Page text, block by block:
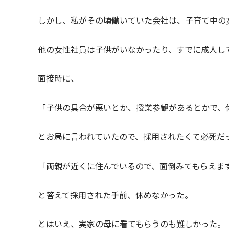
しかし、私がその頃働いていた会社は、子育て中
他の女性社員は子供がいなかったり、すでに成人し
面接時に、
「子供の具合が悪いとか、授業参観があるとかで、
とお局に言われていたので、採用されたくて必死だ
「両親が近くに住んでいるので、面倒みてもらえま
と答えて採用された手前、休めなかった。
とはいえ、実家の母に看てもらうのも難しかった。